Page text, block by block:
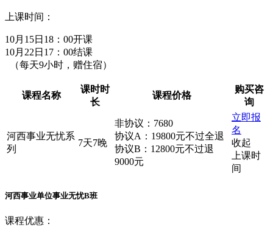
上课时间：
10月15日18：00开课
10月22日17：00结课
（每天9小时，赠住宿）
课程名称
课时时
长
课程价格
购买咨
询
河西事业无忧系
列
7天7晚
非协议：7680
协议A：19800元不过全退
协议B：12800元不过退
9000元
立即报
名
收起
上课时
间
河西事业单位事业无忧B班
课程优惠：